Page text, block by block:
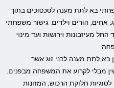
בא לתת מענה לסכסוכים בתוך
אחים, הורים וילדים. גישור משפחתי
מעיזבונות וירושות ועד מינוי
בא לתת מענה לבני זוג אשר
מבלי לקרוע את המשפחה מבפנים.
חלוקת הרכוש, המזונות